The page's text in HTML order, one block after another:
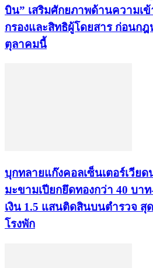
บิน” เสริมศักยภาพด้านความเ
กรองและสิทธิผู้โดยสาร ก่อนกฎ
ตุลาคมนี้
บุกทลายแก๊งคอลเซ็นเตอร์เวีย
มะขามเปียกยึดทองกว่า 40 บา
เงิน 1.5 แสนติดสินบนตำรวจ
โรงพัก